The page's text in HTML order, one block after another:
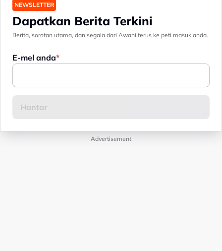
NEWSLETTER
Dapatkan Berita Terkini
Berita, sorotan utama, dan segala dari Awani terus ke peti masuk anda.
E-mel anda
Advertisement